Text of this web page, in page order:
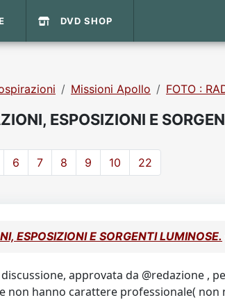
DVD SHOP
Missioni Apollo FOTO :
ESPOSIZIONI E
6 7 8 9 10 22
ESPOSIZIONI E SORGENTI LUMINOSE.
approvata da @redazione ,
non hanno carattere professionale(